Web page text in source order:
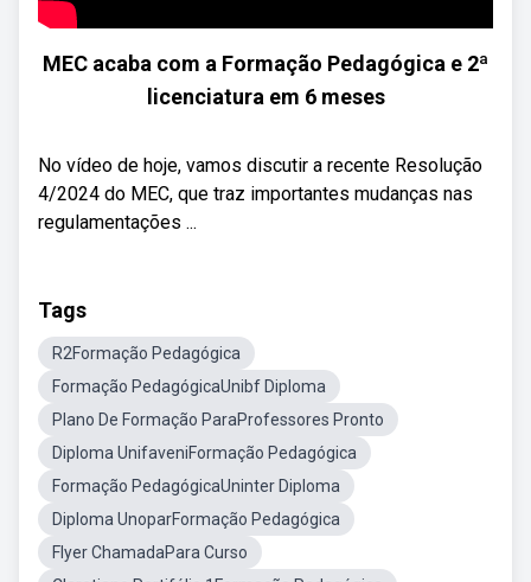
MEC acaba com a Formação Pedagógica e 2ª
licenciatura em 6 meses
No vídeo de hoje, vamos discutir a recente Resolução
4/2024 do MEC, que traz importantes mudanças nas
regulamentações ...
Tags
R2Formação Pedagógica
Formação PedagógicaUnibf Diploma
Plano De Formação ParaProfessores Pronto
Diploma UnifaveniFormação Pedagógica
Formação PedagógicaUninter Diploma
Diploma UnoparFormação Pedagógica
Flyer ChamadaPara Curso